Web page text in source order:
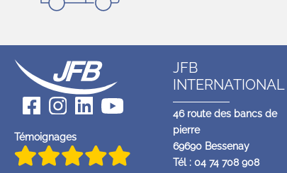
Témoignages
JFB
INTERNATIONAL
46 route des bancs de
pierre
69690 Bessenay
Tél : 04 74 708 908